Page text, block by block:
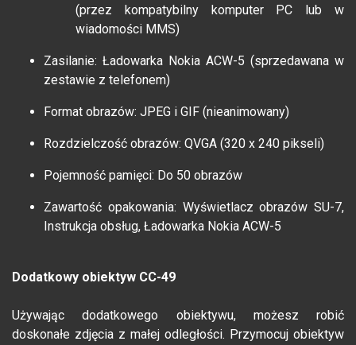
(przez kompatybilny komputer PC lub w
wiadomości MMS)
Zasilanie: Ładowarka Nokia ACW-5 (sprzedawana w
zestawie z telefonem)
Format obrazów: JPEG i GIF (nieanimowany)
Rozdzielczość obrazów: QVGA (320 x 240 pikseli)
Pojemność pamięci: Do 50 obrazów
Zawartość opakowania: Wyświetlacz obrazów SU-7,
Instrukcja obsług, Ładowarka Nokia ACW-5
Dodatkowy obiektyw CC-49
Używając dodatkowego obiektywu, możesz robić
doskonałe zdjęcia z małej odległości. Przymocuj obiektyw